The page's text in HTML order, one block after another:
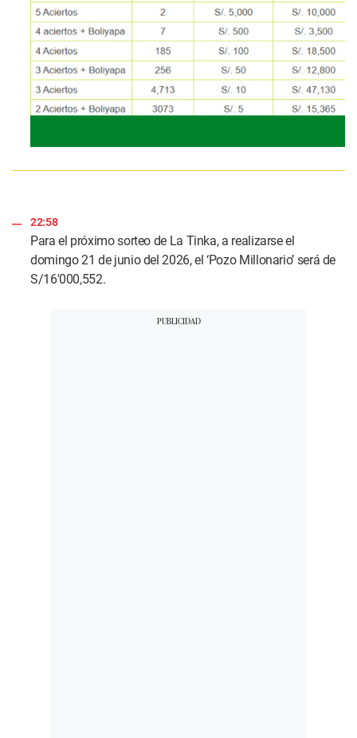
22:58
Para el próximo sorteo de La Tinka, a realizarse el
domingo 21 de junio del 2026, el ‘Pozo Millonario’ será de
S/16'000,552.